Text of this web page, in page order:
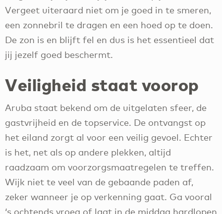
Vergeet uiteraard niet om je goed in te smeren,
een zonnebril te dragen en een hoed op te doen.
De zon is en blijft fel en dus is het essentieel dat
jij jezelf goed beschermt.
Veiligheid staat voorop
Aruba staat bekend om de uitgelaten sfeer, de
gastvrijheid en de topservice. De ontvangst op
het eiland zorgt al voor een veilig gevoel. Echter
is het, net als op andere plekken, altijd
raadzaam om voorzorgsmaatregelen te treffen.
Wijk niet te veel van de gebaande paden af,
zeker wanneer je op verkenning gaat. Ga vooral
‘s ochtends vroeg of laat in de middag hardlopen